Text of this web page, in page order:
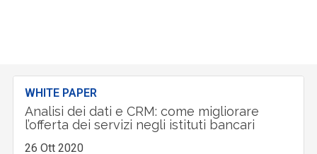
WHITE PAPER
Analisi dei dati e CRM: come migliorare
l’offerta dei servizi negli istituti bancari
26 Ott 2020